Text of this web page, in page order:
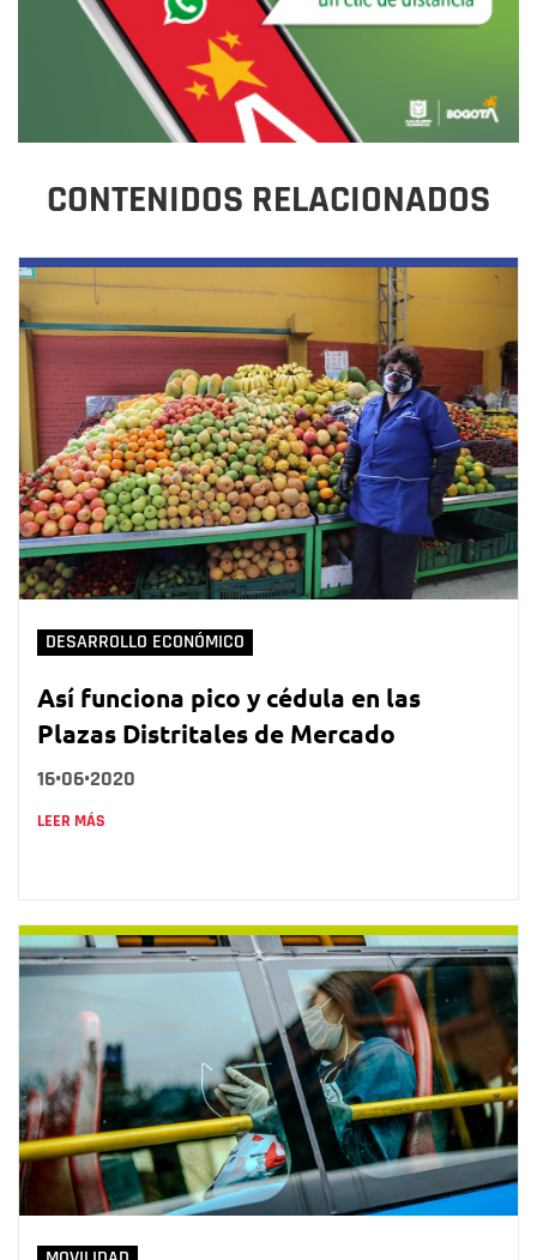
CONTENIDOS RELACIONADOS
DESARROLLO ECONÓMICO
Así funciona pico y cédula en las
Plazas Distritales de Mercado
16•06•2020
LEER MÁS